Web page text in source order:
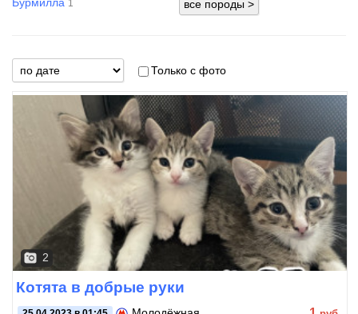
1
Только с фото
2
Котята в добрые руки